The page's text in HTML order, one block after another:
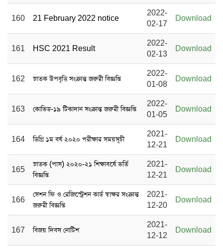
160 21 February 2022 notice
2022-
02-17
Download
161 HSC 2021 Result
2022-
02-13
Download
162 স্নাতক উপবৃত্তি সংক্রান্ত জরুরী বিজ্ঞপ্তি
2022-
01-08
Download
163 কোভিড-১৯ টিকাদান সংক্রান্ত জরুরী বিজ্ঞপ্তি
2022-
01-05
Download
164 ডিগ্রি ১ম বর্ষ ২০২০ পরীক্ষার সময়সূচী
2021-
12-21
Download
165
স্নাতক (পাস) ২০২০-২১ শিক্ষাবর্ষে ভর্তি
বিজ্ঞপ্তি
2021-
12-21
Download
166
সেশন ফি ও রেজিস্ট্রেশন কার্ড স্বাক্ষর সংক্রান্ত
জরুরী বিজ্ঞপ্তি
2021-
12-20
Download
167 বিজয় দিবস নোটিশ
2021-
12-12
Download